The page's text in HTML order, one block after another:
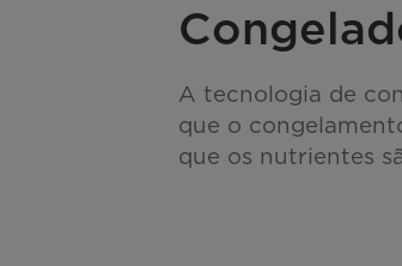
A tecnologia de
que o
que os nutrientes